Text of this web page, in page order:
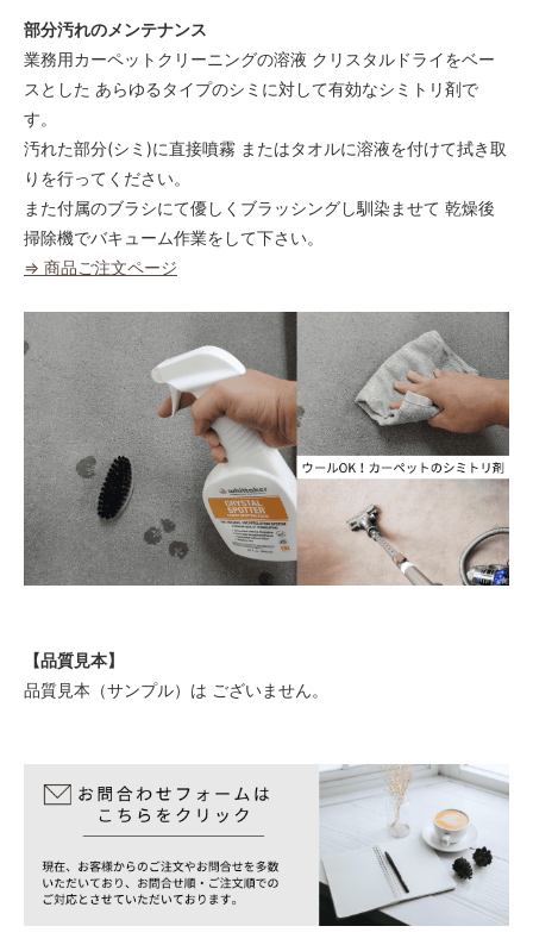
部分汚れのメンテナンス
業務用カーペットクリーニングの溶液 クリスタルドライをベー
スとした あらゆるタイプのシミに対して有効なシミトリ剤で
す。
汚れた部分(シミ)に直接噴霧 またはタオルに溶液を付けて拭き取
りを行ってください。
また付属のブラシにて優しくブラッシングし馴染ませて 乾燥後
掃除機でバキューム作業をして下さい。
⇒ 商品ご注文ページ
【品質見本】
品質見本（サンプル）は ございません。